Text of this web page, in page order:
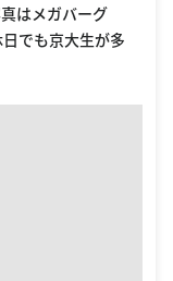
はメガバーグ
でも京大生が多